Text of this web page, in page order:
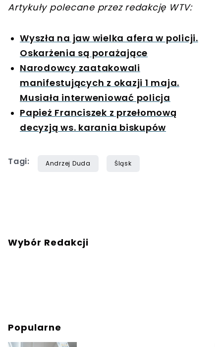
Artykuły polecane przez redakcję WTV:
Wyszła na jaw wielka afera w policji.
Oskarżenia są porażające
Narodowcy zaatakowali
manifestujących z okazji 1 maja.
Musiała interweniować policja
Papież Franciszek z przełomową
decyzją ws. karania biskupów
Tagi: Andrzej Duda Śląsk
Wybór Redakcji
Popularne